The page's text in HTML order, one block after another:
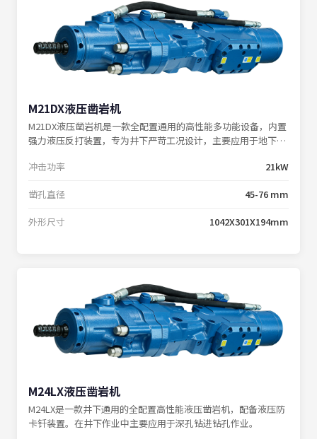
M21DX液压凿岩机
M21DX液压凿岩机是一款全配置通用的高性能多功能设备，内置
强力液压反打装置，专为井下严苛工况设计，主要应用于地下掘
冲击功率
21kW
凿孔直径 45-76 mm
外形尺寸 1042X301X194mm
M24LX液压凿岩机
M24LX是一款井下通用的全配置高性能液压凿岩机，配备液压防
卡钎装置。在井下作业中主要应用于深孔钻进钻孔作业。